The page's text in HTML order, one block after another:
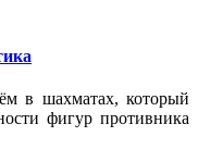
в шахматах, который
фигур противника